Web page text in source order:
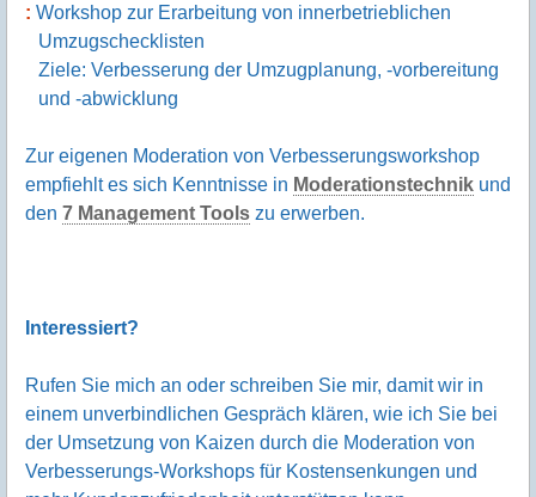
Workshop zur Erarbeitung von innerbetrieblichen
Umzugschecklisten
Ziele: Verbesserung der Umzugplanung, -vorbereitung
und -abwicklung
Zur eigenen Moderation von Verbesserungsworkshop
empfiehlt es sich Kenntnisse in Moderationstechnik und
den 7 Management Tools zu erwerben.
Interessiert?
Rufen Sie mich an oder schreiben Sie mir, damit wir in
einem unverbindlichen Gespräch klären, wie ich Sie bei
der Umsetzung von Kaizen durch die Moderation von
Verbesserungs-Workshops für Kostensenkungen und